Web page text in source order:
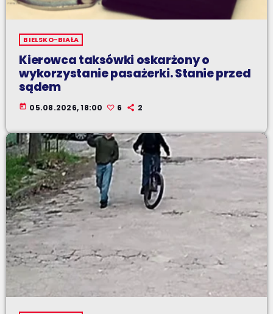
BIELSKO-BIAŁA
Kierowca taksówki oskarżony o
wykorzystanie pasażerki. Stanie przed
sądem
today 05.08.2026, 18:00 6 2